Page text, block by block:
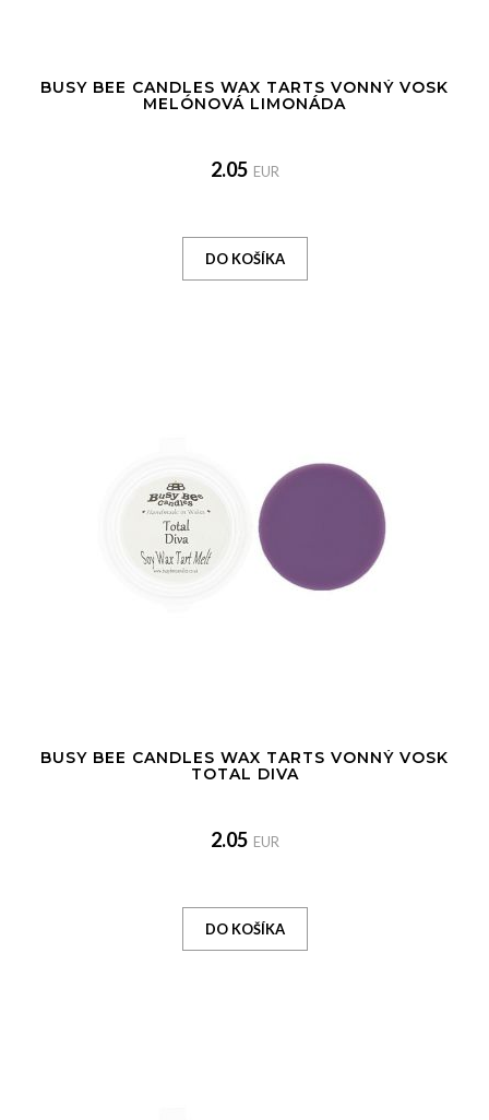
BUSY BEE CANDLES WAX TARTS VONNÝ VOSK
MELÓNOVÁ LIMONÁDA
2.05 EUR
BUSY BEE CANDLES WAX TARTS VONNÝ VOSK
TOTAL DIVA
2.05 EUR